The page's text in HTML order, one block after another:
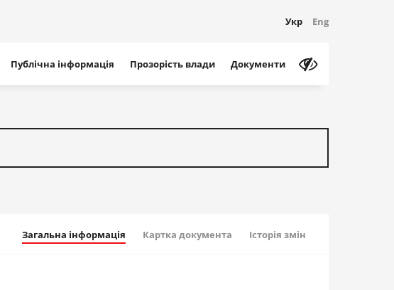
Укр Eng
Публічна інформація Прозорість влади Документи
Загальна інформація Картка документа Історія змін